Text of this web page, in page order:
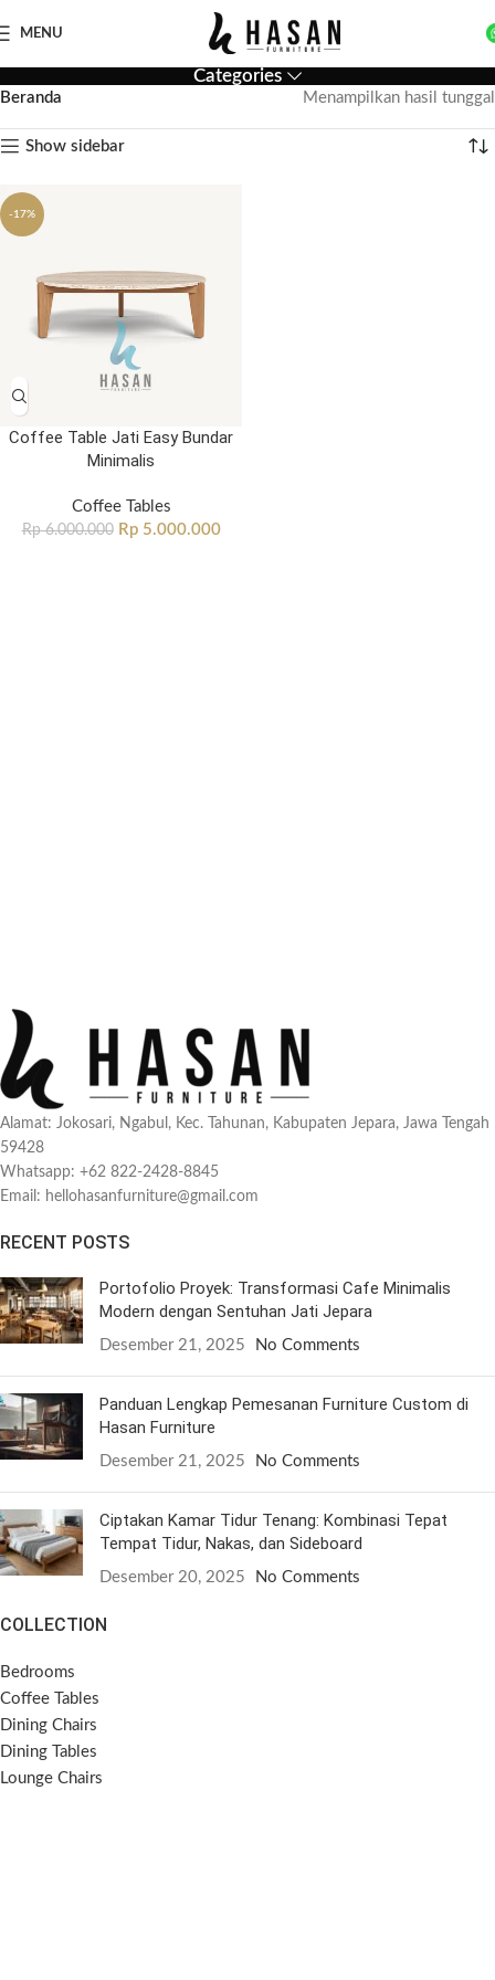
MENU
Categories
Beranda Menampilkan hasil tunggal
Show sidebar
-17%
Coffee Table Jati Easy Bundar
Minimalis
Coffee Tables
Rp6.000.000 Rp5.000.000
Alamat: Jokosari, Ngabul, Kec. Tahunan, Kabupaten Jepara, Jawa Tengah
59428
Whatsapp: +62 822-2428-8845
Email: hellohasanfurniture@gmail.com
RECENT POSTS
Portofolio Proyek: Transformasi Cafe Minimalis
Modern dengan Sentuhan Jati Jepara
Desember 21, 2025 No Comments
Panduan Lengkap Pemesanan Furniture Custom di
Hasan Furniture
Desember 21, 2025 No Comments
Ciptakan Kamar Tidur Tenang: Kombinasi Tepat
Tempat Tidur, Nakas, dan Sideboard
Desember 20, 2025 No Comments
COLLECTION
Bedrooms
Coffee Tables
Dining Chairs
Dining Tables
Lounge Chairs